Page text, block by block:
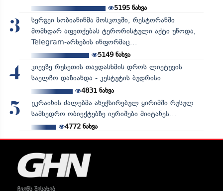
5195ნახვა
3
სერგეი სობიანინმა მოსკოვში, რესტორანში
მომხდარ აფეთქებას ტერორისტული აქტი უწოდა,
Telegram-არხების ინფორმაც...
5149ნახვა
4
კიევზე რუსეთის თავდასხმის დროს ლიეტუვის
საელჩო დაზიანდა - კესტუტის ბუდრისი
4831ნახვა
5
უკრაინის ძალებმა ანექსირებულ ყირიმში რუსულ
სამხედრო ობიექტებზე იერიშები მიიტანეს...
4772ნახვა
ჩვენს შესახებ